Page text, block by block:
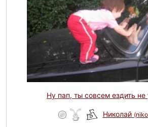
Ну пап, ты совсем ездить
Николай